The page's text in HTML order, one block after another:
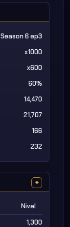
Season 6 ep3
x1000
x600
60%
14,470
21,707
166
232
+
Nivel
1,300